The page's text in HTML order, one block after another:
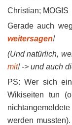
Christian; MOGIS
Gerade auch
weitersagen!
(Und natürlich,
mit! -> und auch
PS: Wer sich
Wikiseiten tun
werden